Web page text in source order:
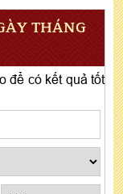
THÁNG
để có kết quả tốt